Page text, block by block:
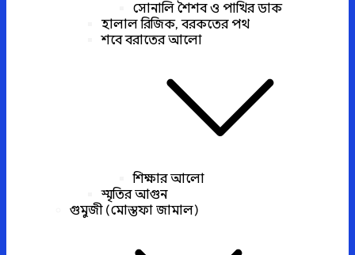
সোনালি শৈশব ও পাখির ডাক
হালাল রিজিক, বরকতের পথ
শবে বরাতের আলো
শিক্ষার আলো
স্মৃতির আগুন
গুমুজী (মোস্তফা জামাল)